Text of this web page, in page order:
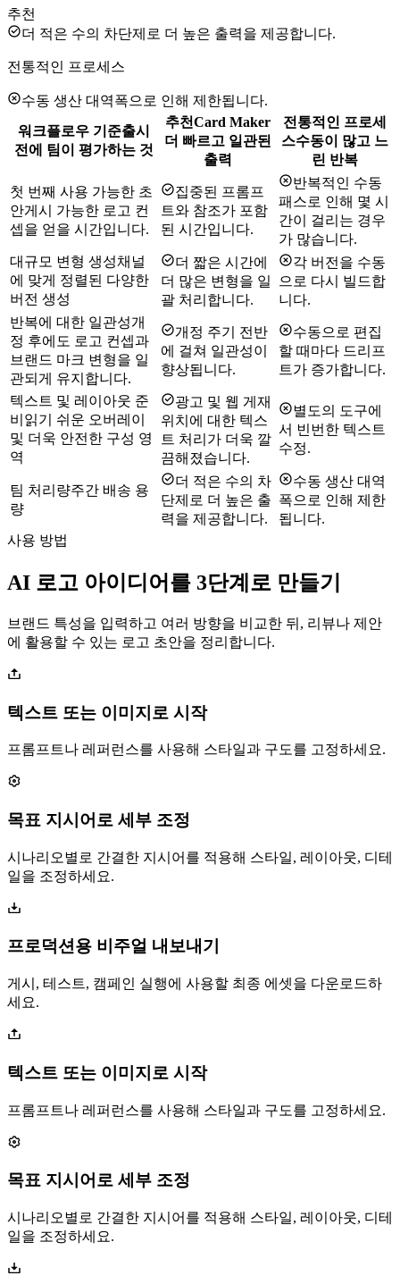
추천
더 적은 수의 차단제로 더 높은 출력을 제공합니다.
전통적인 프로세스
수동 생산 대역폭으로 인해 제한됩니다.
워크플로우 기준출시
전에 팀이 평가하는 것
추천Card Maker
더 빠르고 일관된
출력
전통적인 프로세
스수동이 많고 느
린 반복
첫 번째 사용 가능한 초
안게시 가능한 로고 컨
셉을 얻을 시간입니다.
집중된 프롬프
트와 참조가 포함
된 시간입니다.
반복적인 수동
패스로 인해 몇 시
간이 걸리는 경우
가 많습니다.
대규모 변형 생성채널
에 맞게 정렬된 다양한
버전 생성
더 짧은 시간에
더 많은 변형을 일
괄 처리합니다.
각 버전을 수동
으로 다시 빌드합
니다.
반복에 대한 일관성개
정 후에도 로고 컨셉과
브랜드 마크 변형을 일
관되게 유지합니다.
개정 주기 전반
에 걸쳐 일관성이
향상됩니다.
수동으로 편집
할 때마다 드리프
트가 증가합니다.
텍스트 및 레이아웃 준
비 읽기 쉬운 오버레이
및 더욱 안전한 구성 영
역
광고 및 웹 게재
위치에 대한 텍스
트 처리가 더욱 깔
끔해졌습니다.
별도의 도구에
서 빈번한 텍스트
수정.
팀 처리량주간 배송 용
량
더 적은 수의 차
단제로 더 높은 출
력을 제공합니다.
수동 생산 대역
폭으로 인해 제한
됩니다.
사용 방법
AI 로고 아이디어를 3단계로 만들기
브랜드 특성을 입력하고 여러 방향을 비교한 뒤, 리뷰나 제안
에 활용할 수 있는 로고 초안을 정리합니다.
텍스트 또는 이미지로 시작
프롬프트나 레퍼런스를 사용해 스타일과 구도를 고정하세요.
목표 지시어로 세부 조정
시나리오별로 간결한 지시어를 적용해 스타일, 레이아웃, 디테
일을 조정하세요.
프로덕션용 비주얼 내보내기
게시, 테스트, 캠페인 실행에 사용할 최종 에셋을 다운로드하
세요.
텍스트 또는 이미지로 시작
프롬프트나 레퍼런스를 사용해 스타일과 구도를 고정하세요.
목표 지시어로 세부 조정
시나리오별로 간결한 지시어를 적용해 스타일, 레이아웃, 디테
일을 조정하세요.